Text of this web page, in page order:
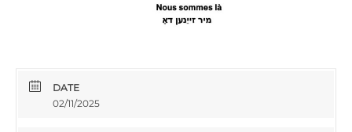
DATE
02/11/2025